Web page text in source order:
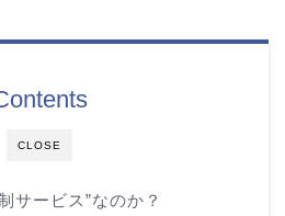
CLOSE
サービス”なのか？